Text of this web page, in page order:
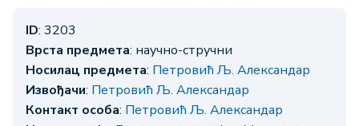
ID: 3203
Врста предмета: научно-стручни
Носилац предмета: Петровић Љ. Александар
Извођачи: Петровић Љ. Александар
Контакт особа: Петровић Љ. Александар